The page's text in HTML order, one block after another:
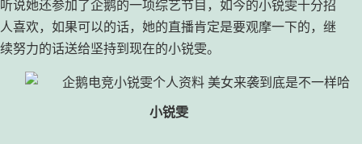
听说她还参加了企鹅的一项综艺节目，如今的小锐雯十分招
人喜欢，如果可以的话，她的直播肯定是要观摩一下的，继
续努力的话送给坚持到现在的小锐雯。
小锐雯